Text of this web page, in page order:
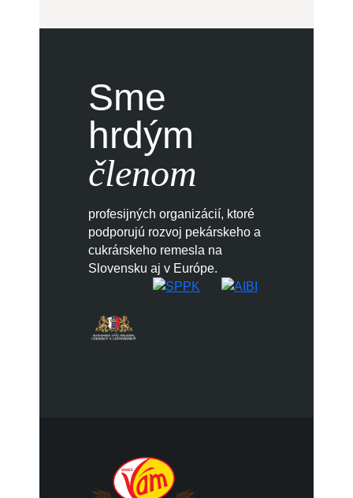
Sme
hrdým
členom
profesijných organizácií, ktoré
podporujú rozvoj pekárskeho a
cukrárskeho remesla na
Slovensku aj v Európe.